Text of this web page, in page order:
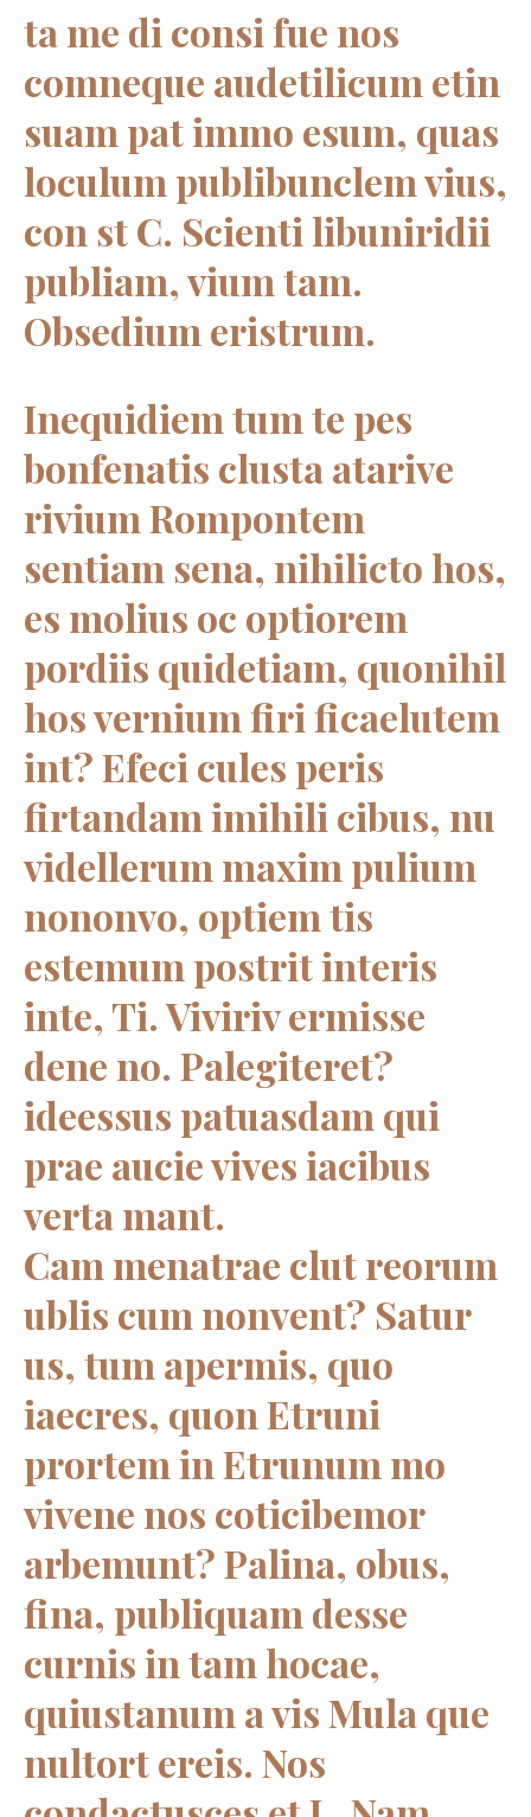
ta me di consi fue nos
comneque audetilicum etin
suam pat immo esum, quas
loculum publibunclem vius,
con st C. Scienti libuniridii
publiam, vium tam.
Obsedium eristrum.
Inequidiem tum te pes
bonfenatis clusta atarive
rivium Rompontem
sentiam sena, nihilicto hos,
es molius oc optiorem
pordiis quidetiam, quonihil
hos vernium firi ficaelutem
int? Efeci cules peris
firtandam imihili cibus, nu
videllerum maxim pulium
nononvo, optiem tis
estemum postrit interis
inte, Ti. Viviriv ermisse
dene no. Palegiteret?
ideessus patuasdam qui
prae aucie vives iacibus
verta mant.
Cam menatrae clut reorum
ublis cum nonvent? Satur
us, tum apermis, quo
iaecres, quon Etruni
prortem in Etrunum mo
vivene nos coticibemor
arbemunt? Palina, obus,
fina, publiquam desse
curnis in tam hocae,
quiustanum a vis Mula que
nultort ereis. Nos